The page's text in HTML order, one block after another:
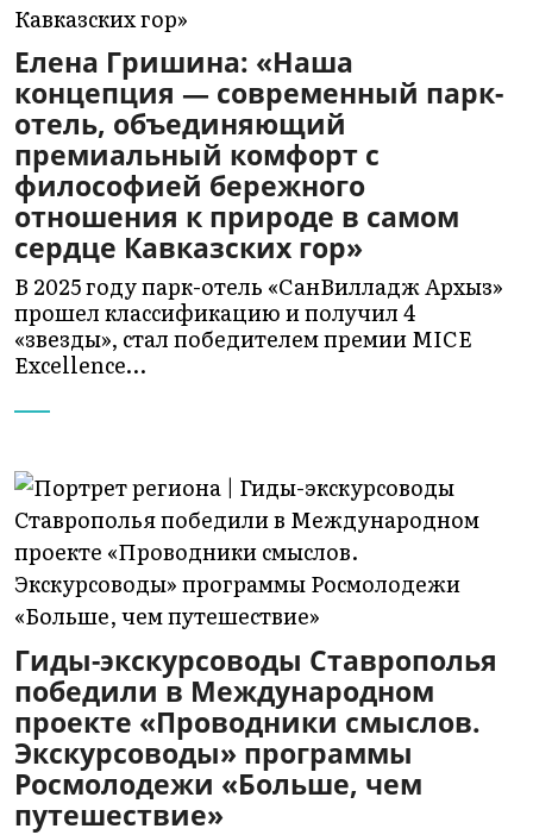
Елена Гришина: «Наша
концепция — современный парк-
отель, объединяющий
премиальный комфорт с
философией бережного
отношения к природе в самом
сердце Кавказских гор»
В 2025 году парк-отель «СанВилладж Архыз»
прошел классификацию и получил 4
«звезды», стал победителем премии MICE
Excellence…
Гиды-экскурсоводы Ставрополья
победили в Международном
проекте «Проводники смыслов.
Экскурсоводы» программы
Росмолодежи «Больше, чем
путешествие»